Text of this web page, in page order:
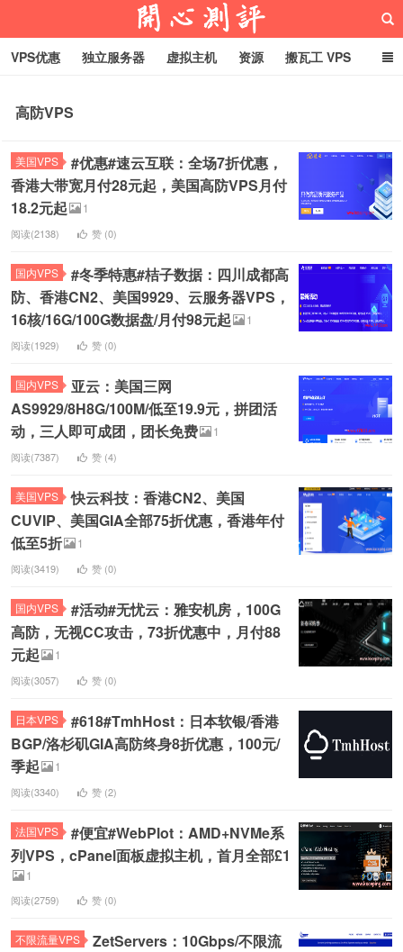
VPS优惠 独立服务器 虚拟主机 资源 搬瓦工 VPS
高防VPS
美国VPS
#优惠#速云互联：全场7折优惠，
香港大带宽月付28元起，美国高防VPS月付
18.2元起
1
阅读(2138) 赞 (0)
国内VPS
#冬季特惠#桔子数据：四川成都高
防、香港CN2、美国9929、云服务器VPS，
16核/16G/100G数据盘/月付98元起
1
阅读(1929) 赞 (0)
国内VPS
亚云：美国三网
AS9929/8H8G/100M/低至19.9元，拼团活
动，三人即可成团，团长免费
1
阅读(7387) 赞 (4)
美国VPS
快云科技：香港CN2、美国
CUVIP、美国GIA全部75折优惠，香港年付
低至5折
1
阅读(3419) 赞 (0)
国内VPS
#活动#无忧云：雅安机房，100G
高防，无视CC攻击，73折优惠中，月付88
元起
1
阅读(3057) 赞 (0)
日本VPS
#618#TmhHost：日本软银/香港
BGP/洛杉矶GIA高防终身8折优惠，100元/
季起
1
阅读(3340) 赞 (2)
法国VPS
#便宜#WebPlot：AMD+NVMe系
列VPS，cPanel面板虚拟主机，首月全部£1
1
阅读(2759) 赞 (0)
不限流量VPS
ZetServers：10Gbps/不限流